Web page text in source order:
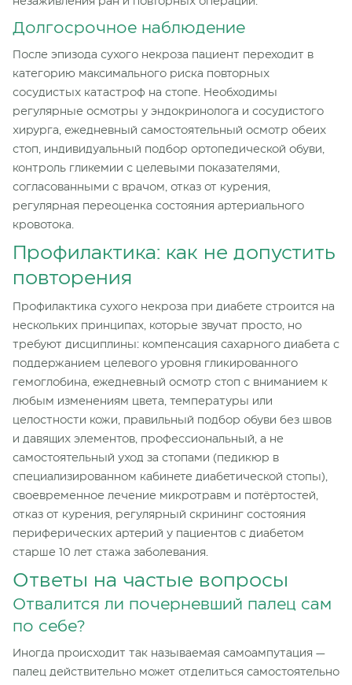
Долгосрочное наблюдение
После эпизода сухого некроза пациент переходит в
категорию максимального риска повторных
сосудистых катастроф на стопе. Необходимы
регулярные осмотры у эндокринолога и сосудистого
хирурга, ежедневный самостоятельный осмотр обеих
стоп, индивидуальный подбор ортопедической обуви,
контроль гликемии с целевыми показателями,
согласованными с врачом, отказ от курения,
регулярная переоценка состояния артериального
кровотока.
Профилактика: как не допустить
повторения
Профилактика сухого некроза при диабете строится на
нескольких принципах, которые звучат просто, но
требуют дисциплины: компенсация сахарного диабета с
поддержанием целевого уровня гликированного
гемоглобина, ежедневный осмотр стоп с вниманием к
любым изменениям цвета, температуры или
целостности кожи, правильный подбор обуви без швов
и давящих элементов, профессиональный, а не
самостоятельный уход за стопами (педикюр в
специализированном кабинете диабетической стопы),
своевременное лечение микротравм и потёртостей,
отказ от курения, регулярный скрининг состояния
периферических артерий у пациентов с диабетом
старше 10 лет стажа заболевания.
Ответы на частые вопросы
Отвалится ли почерневший палец сам
по себе?
Иногда происходит так называемая самоампутация —
палец действительно может отделиться самостоятельно